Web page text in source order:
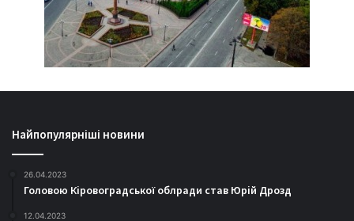
Найпопулярніші новини
26.04.2023
Головою Кіровоградської облради став Юрій Дрозд
12.04.2023